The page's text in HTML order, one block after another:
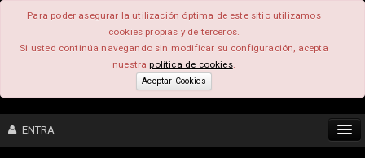
Para poder asegurar la utilización óptima de este sitio utilizamos
cookies propias y de terceros.
Si usted continúa navegando sin modificar su configuración, acepta
nuestrapolítica de cookies.
Aceptar Cookies
ENTRA